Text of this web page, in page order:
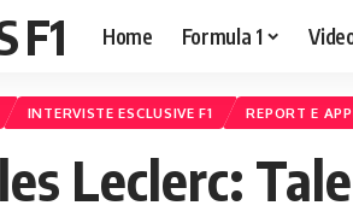
F1 Home Formula 1
INTERVISTE ESCLUSIVE F1 REPORT E
Leclerc: